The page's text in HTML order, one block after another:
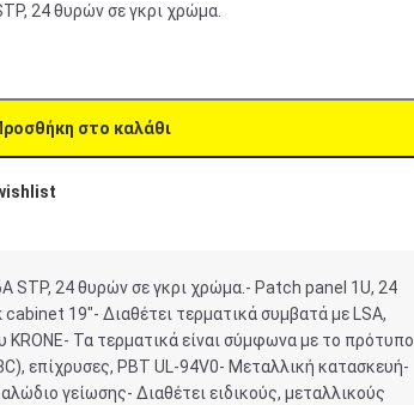
24 θυρών σε γκρι χρώμα.
στο καλάθι
STP, 24 θυρών σε γκρι χρώμα.- Patch panel 1U, 24
19″- Διαθέτει τερματικά συμβατά με LSA,
KRONE- Τα τερματικά είναι σύμφωνα με το πρότυπο
επίχρυσες, PBT UL-94V0- Μεταλλική κατασκευή-
γείωσης- Διαθέτει ειδικούς, μεταλλικούς